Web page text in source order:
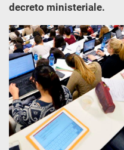
decreto ministeriale.